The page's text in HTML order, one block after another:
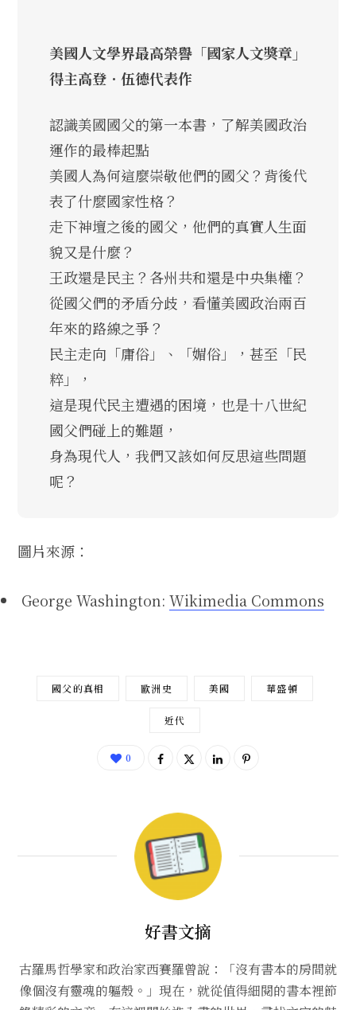
美國人文學界最高榮譽「國家人文獎章」
得主高登．伍德代表作
認識美國國父的第一本書，了解美國政治
運作的最棒起點
美國人為何這麼崇敬他們的國父？背後代
表了什麼國家性格？
走下神壇之後的國父，他們的真實人生面
貌又是什麼？
王政還是民主？各州共和還是中央集權？
從國父們的矛盾分歧，看懂美國政治兩百
年來的路線之爭？
民主走向「庸俗」、「媚俗」，甚至「民
粹」，
這是現代民主遭遇的困境，也是十八世紀
國父們碰上的難題，
身為現代人，我們又該如何反思這些問題
呢？
圖片來源：
George Washington: Wikimedia Commons
國父的真相 歐洲史 美國 華盛頓
近代
0
好書文摘
古羅馬哲學家和政治家西賽羅曾說：「沒有書本的房間就
像個沒有靈魂的軀殼。」現在，就從值得細閱的書本裡節